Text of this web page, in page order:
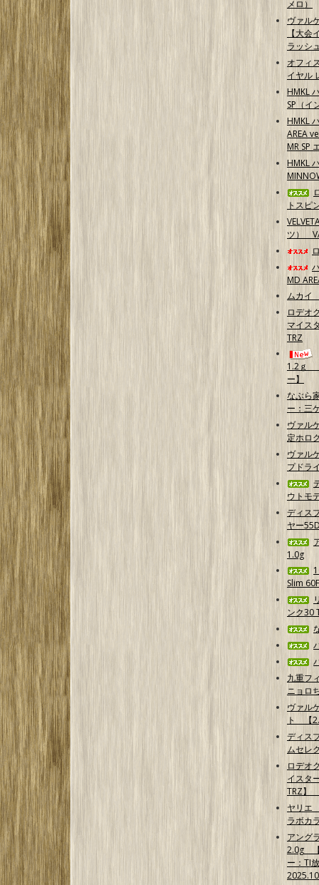
メロ）
ヴァル
【大会
ラッシ
オフィ
イヤル
HMKL
SP（イ
HMKL
AREA
MR SP
HMKL
トスピ
ツ）
MD
ムカイ
ロデオ
マイス
TRZ
1.2ｇ
ー】
なぶら
ー：三
ヴァル
定ホロ
ヴァル
プドラ
ウトモ
ディス
ヤー
1.0g
Slim
ンク30
九重フ
ニョロ
ヴァル
ト 【
ディス
ムセレ
ロデオ
イスタ
TRZ】
ヤリエ
ラボカ
アング
2.0g 【
ー：TI